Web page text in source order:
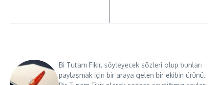
Bi Tutam Fikir, söyleyecek sözleri olup bunları
paylaşmak için bir araya gelen bir ekibin ürünü.